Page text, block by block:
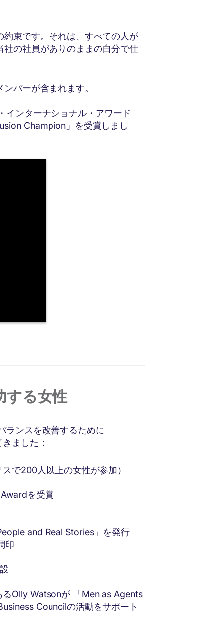
約束です。それは、すべての人が
の社員がありのままの自分で仕
バーが含まれます。
インターナショナル・アワード
Champion」を受賞しまし
する女性
ランスを改善するために
ました：
で200人以上の女性が参加）
を受賞
and Real Stories」を発行
印
Olly Watsonが 「Men as Agents
Councilの活動をサポート